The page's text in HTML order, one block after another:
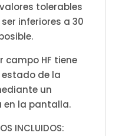
tolerables
inferiores a 30
campo HF tiene
estado de la
un
en la pantalla.
INCLUIDOS: